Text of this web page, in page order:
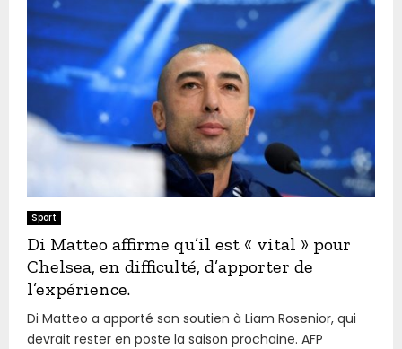
Sport
Di Matteo affirme qu’il est « vital » pour
Chelsea, en difficulté, d’apporter de
l’expérience.
Di Matteo a apporté son soutien à Liam Rosenior, qui
devrait rester en poste la saison prochaine. AFP